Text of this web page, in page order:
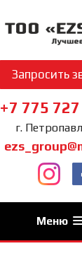
Запросить
+7 775
г.
Меню